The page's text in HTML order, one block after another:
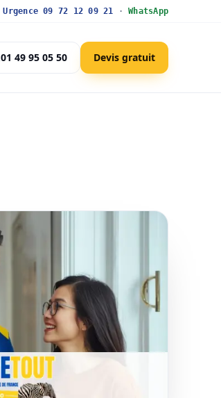
Urgence 09 72 12 09 21 ·WhatsApp
01 49 95 05 50 Devis gratuit